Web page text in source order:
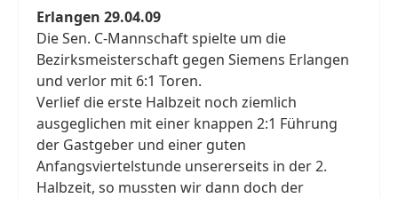
Erlangen 29.04.09
Die Sen. C-Mannschaft spielte um die
Bezirksmeisterschaft gegen Siemens Erlangen
und verlor mit 6:1 Toren.
Verlief die erste Halbzeit noch ziemlich
ausgeglichen mit einer knappen 2:1 Führung
der Gastgeber und einer guten
Anfangsviertelstunde unsererseits in der 2.
Halbzeit, so mussten wir dann doch der